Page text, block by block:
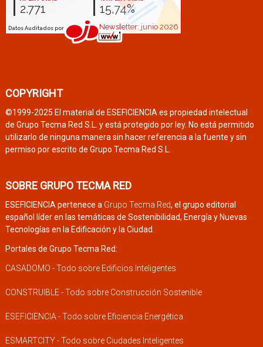
COPYRIGHT
©1999-2025 El material de ESEFICIENCIA es propiedad intelectual
de Grupo Tecma Red S.L. y está protegido por ley. No está permitido
utilizarlo de ninguna manera sin hacer referencia a la fuente y sin
permiso por escrito de Grupo Tecma Red S.L.
SOBRE GRUPO TECMA RED
ESEFICIENCIA pertenece a Grupo Tecma Red, el grupo editorial
español líder en las temáticas de Sostenibilidad, Energía y Nuevas
Tecnologías en la Edificación y la Ciudad.
Portales de Grupo Tecma Red:
CASADOMO - Todo sobre Edificios Inteligentes
CONSTRUIBLE - Todo sobre Construcción Sostenible
ESEFICIENCIA - Todo sobre Eficiencia Energética
ESMARTCITY - Todo sobre Ciudades Inteligentes